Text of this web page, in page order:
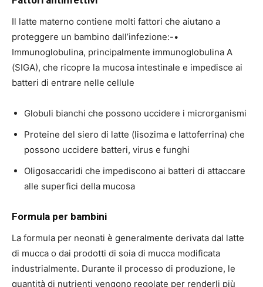
Il latte materno contiene molti fattori che aiutano a
proteggere un bambino dall’infezione:-•
Immunoglobulina, principalmente immunoglobulina A
(SIGA), che ricopre la mucosa intestinale e impedisce ai
batteri di entrare nelle cellule
Globuli bianchi che possono uccidere i microrganismi
Proteine ​​del siero di latte (lisozima e lattoferrina) che
possono uccidere batteri, virus e funghi
Oligosaccaridi che impediscono ai batteri di attaccare
alle superfici della mucosa
Formula per bambini
La formula per neonati è generalmente derivata dal latte
di mucca o dai prodotti di soia di mucca modificata
industrialmente. Durante il processo di produzione, le
quantità di nutrienti vengono regolate per renderli più